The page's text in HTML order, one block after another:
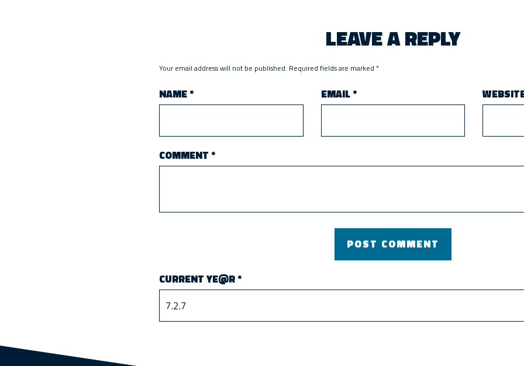
LEAVE A REPLY
Your email address will not be published. Required fields are marked *
NAME* EMAIL*
COMMENT *
CURRENT YE@R*